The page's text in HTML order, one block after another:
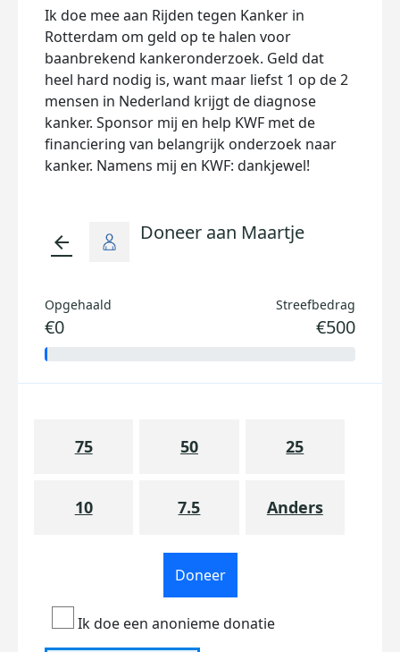
Ik doe mee aan Rijden tegen Kanker in
Rotterdam om geld op te halen voor
baanbrekend kankeronderzoek. Geld dat
heel hard nodig is, want maar liefst 1 op de 2
mensen in Nederland krijgt de diagnose
kanker. Sponsor mij en help KWF met de
financiering van belangrijk onderzoek naar
kanker. Namens mij en KWF: dankjewel!
arrow_back Doneer aan Maartje
Opgehaald
€0
Streefbedrag
€500
75 50 25
10 7.5 Anders
Doneer
Ik doe een anonieme donatie